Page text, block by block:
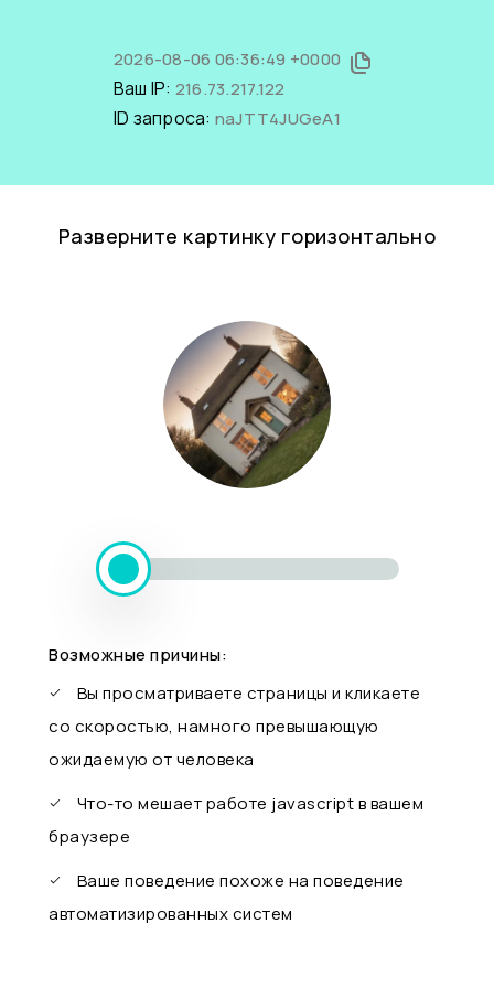
2026-08-06 06:36:49 +0000
Ваш IP: 216.73.217.122
ID запроса: naJTT4JUGeA1
Разверните картинку горизонтально
Возможные причины:
Вы просматриваете страницы и кликаете
со скоростью, намного превышающую
ожидаемую от человека
Что-то мешает работе javascript в вашем
браузере
Ваше поведение похоже на поведение
автоматизированных систем